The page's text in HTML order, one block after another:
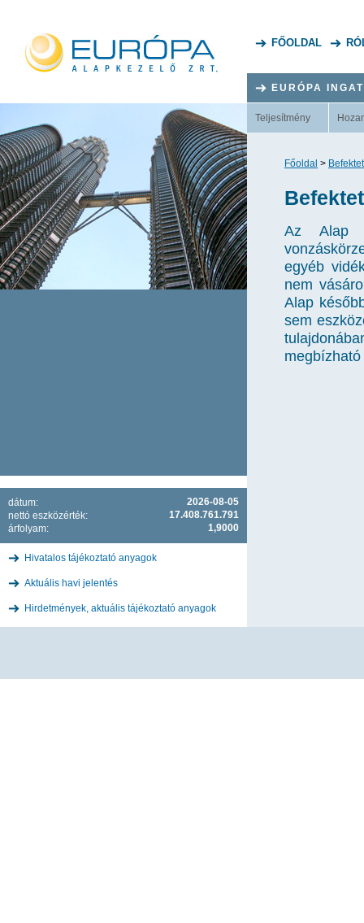
FŐOLDAL
2026-08-05
dátum:
17.408.761.791
nettó eszközérték:
1,9000
árfolyam:
Hivatalos tájékoztató anyagok
Aktuális havi jelentés
Hirdetmények, aktuális tájékoztató anyagok
EURÓPA
Teljesítmény
Főoldal >
Az Alap
egyéb
nem
Alap
sem